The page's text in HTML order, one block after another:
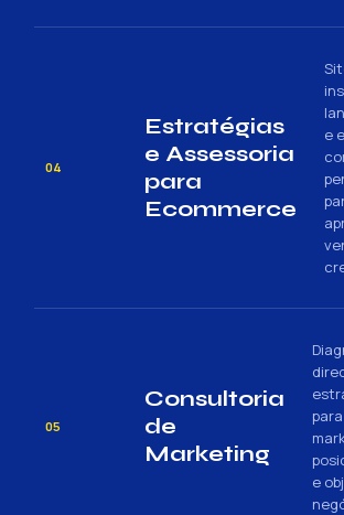
04
Estratégias
e Assessoria
para
Ecommerce
e
05
Consultoria
de
Marketing
e